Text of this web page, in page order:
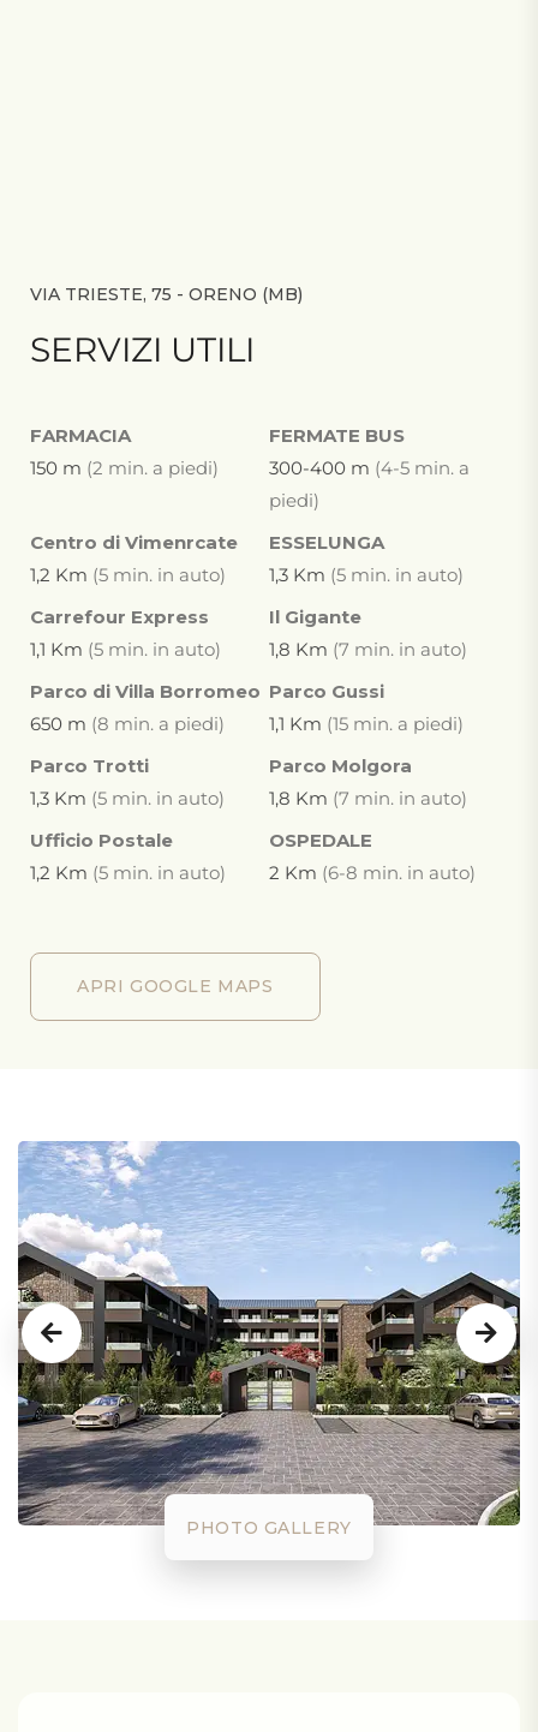
VIA TRIESTE, 75 - ORENO (MB)
SERVIZI UTILI
FARMACIA
150 m (2 min. a piedi)
FERMATE BUS
300-400 m (4-5 min. a
piedi)
Centro di Vimenrcate
1,2 Km (5 min. in auto)
ESSELUNGA
1,3 Km (5 min. in auto)
Carrefour Express
1,1 Km (5 min. in auto)
Il Gigante
1,8 Km (7 min. in auto)
Parco di Villa Borromeo
650 m (8 min. a piedi)
Parco Gussi
1,1 Km (15 min. a piedi)
Parco Trotti
1,3 Km (5 min. in auto)
Parco Molgora
1,8 Km (7 min. in auto)
Ufficio Postale
1,2 Km (5 min. in auto)
OSPEDALE
2 Km (6-8 min. in auto)
APRI GOOGLE MAPS
APRI GOOGLE MAPS
PHOTO GALLERY